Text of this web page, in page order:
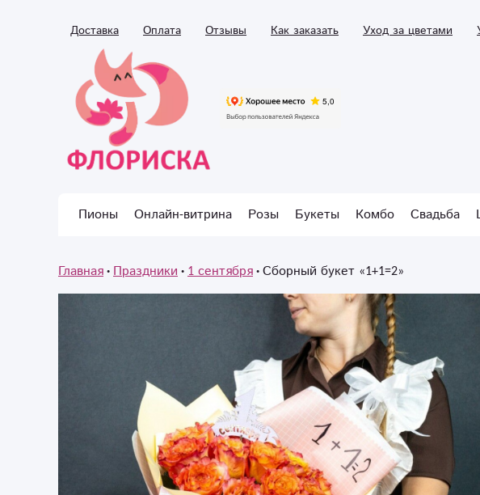
Доставка Оплата Отзывы Как заказать Уход за цветами
Пионы Онлайн-витрина Розы Букеты Комбо Свадьба
Главная Праздники 1 сентября Сборный букет «1+1=2»